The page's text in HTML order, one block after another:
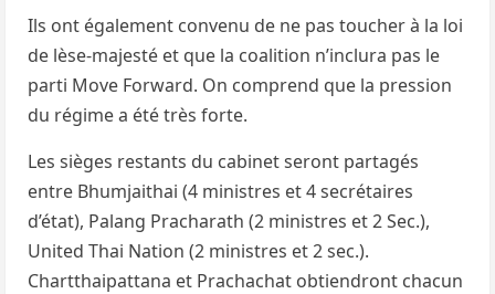
Ils ont également convenu de ne pas toucher à la loi
de lèse-majesté et que la coalition n’inclura pas le
parti Move Forward. On comprend que la pression
du régime a été très forte.
Les sièges restants du cabinet seront partagés
entre Bhumjaithai (4 ministres et 4 secrétaires
d’état), Palang Pracharath (2 ministres et 2 Sec.),
United Thai Nation (2 ministres et 2 sec.).
Chartthaipattana et Prachachat obtiendront chacun